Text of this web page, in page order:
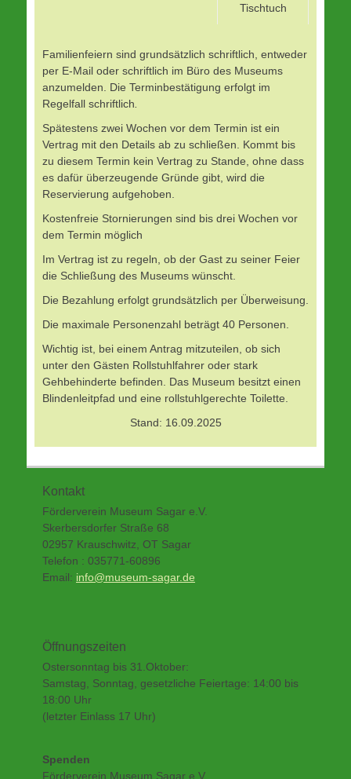
Tischtuch
Familienfeiern sind grundsätzlich schriftlich, entweder
per E-Mail oder schriftlich im Büro des Museums
anzumelden. Die Terminbestätigung erfolgt im
Regelfall schriftlich
Spätestens zwei Wochen vor dem Termin ist ein
Vertrag mit den Details ab zu schließen. Kommt bis
zu diesem Termin kein Vertrag zu Stande, ohne dass
es dafür überzeugende Gründe gibt, wird die
Reservierung aufgehoben.
Kostenfreie Stornierungen sind bis drei Wochen vor
dem Termin möglich
Im Vertrag ist zu regeln, ob der Gast zu seiner Feier
die Schließung des Museums wünscht.
Die Bezahlung erfolgt grundsätzlich per Überweisung.
Die maximale Personenzahl beträgt 40 Personen.
Wichtig ist, bei einem Antrag mitzuteilen, ob sich
unter den Gästen Rollstuhlfahrer oder stark
Gehbehinderte befinden. Das Museum besitzt einen
Blindenleitpfad und eine rollstuhlgerechte Toilette.
Stand: 16.09.2025
Kontakt
Förderverein Museum Sagar e.V.
Skerbersdorfer Straße 68
02957 Krauschwitz, OT Sagar
Telefon : 035771-60896
Email: info@museum-sagar.de
Öffnungszeiten
Ostersonntag bis 31.Oktober:
Samstag, Sonntag, gesetzliche Feiertage: 14:00 bis
18:00 Uhr
(letzter Einlass 17 Uhr)
Spenden
Förderverein Museum Sagar e.V.